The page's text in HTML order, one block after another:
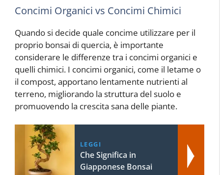
Concimi Organici vs Concimi Chimici
Quando si decide quale concime utilizzare per il
proprio bonsai di quercia, è importante
considerare le differenze tra i concimi organici e
quelli chimici. I concimi organici, come il letame o
il compost, apportano lentamente nutrienti al
terreno, migliorando la struttura del suolo e
promuovendo la crescita sana delle piante.
LEGGI
Che Significa in
Giapponese Bonsai